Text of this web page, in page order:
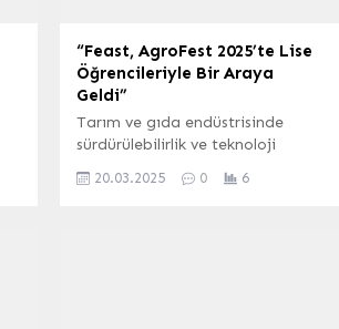
“Feast, AgroFest 2025’te Lise
Öğrencileriyle Bir Araya
Geldi”
Tarım ve gıda endüstrisinde
sürdürülebilirlik ve teknoloji
artmasıyla birlikte, bu alandaki
20.03.2025 0 6